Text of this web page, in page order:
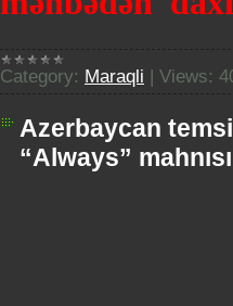
Category: Maraqli | Views:
Azerbaycan
“Always”